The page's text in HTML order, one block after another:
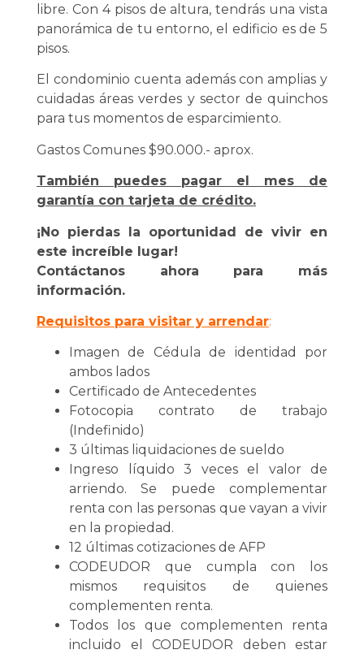
libre. Con 4 pisos de altura, tendrás una vista
panorámica de tu entorno, el edificio es de 5
pisos.
El condominio cuenta además con amplias y
cuidadas áreas verdes y sector de quinchos
para tus momentos de esparcimiento.
Gastos Comunes $90.000.- aprox.
También puedes pagar el mes de
garantía con tarjeta de crédito.
¡No pierdas la oportunidad de vivir en
este increíble lugar!
Contáctanos ahora para más
información.
Requisitos para visitar y arrendar:
Imagen de Cédula de identidad por
ambos lados
Certificado de Antecedentes
Fotocopia contrato de trabajo
(Indefinido)
3 últimas liquidaciones de sueldo
Ingreso líquido 3 veces el valor de
arriendo. Se puede complementar
renta con las personas que vayan a vivir
en la propiedad.
12 últimas cotizaciones de AFP
CODEUDOR que cumpla con los
mismos requisitos de quienes
complementen renta.
Todos los que complementen renta
incluido el CODEUDOR deben estar